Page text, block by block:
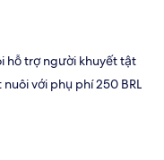
hỗ trợ người khuyết tật
với phụ phí 250 BRL